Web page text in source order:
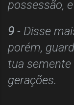
possessão,
9 - Disse
porém,
tua semente
gerações.